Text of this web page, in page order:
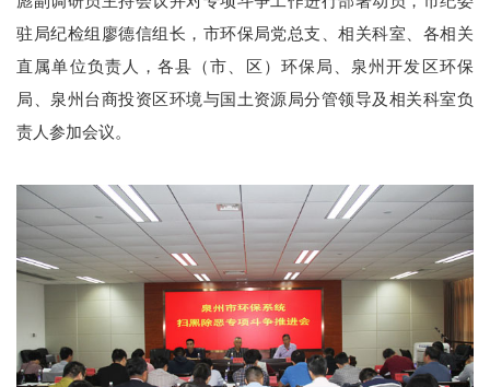
驻局纪检组廖德信组长，市环保局党总支、相关科室、各相关
直属单位负责人，各县（市、区）环保局、泉州开发区环保
局、泉州台商投资区环境与国土资源局分管领导及相关科室负
责人参加会议。